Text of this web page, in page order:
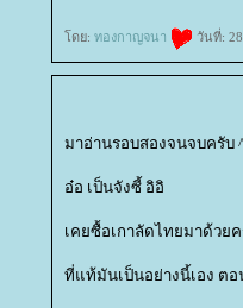
ดย: ทองกาญจนา วันที่:
มาอ่านรอบสองจนจบครับ
อ๋อ เป็นจังซี้ อิอิ
เคยซื้อเกาลัดไทยมาด้วย
ที่แท้มันเป็นอย่างนี้เอง ตอ